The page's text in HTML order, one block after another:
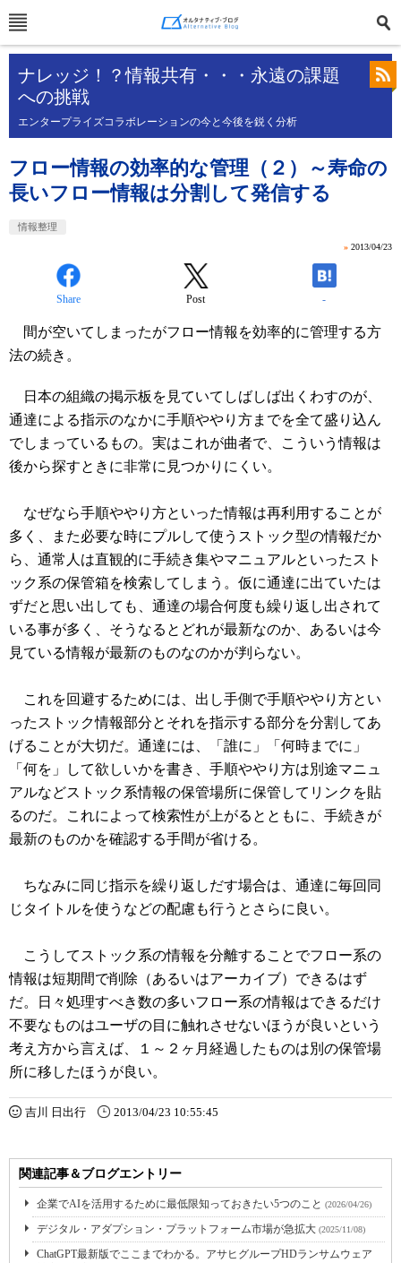
ナレッジ！？情報共有・・・永遠の課題
への挑戦
エンタープライズコラボレーションの今と今後を鋭く分析
フロー情報の効率的な管理（２）～寿命の
長いフロー情報は分割して発信する
情報整理
» 2013/04/23
Share Post -
間が空いてしまったがフロー情報を効率的に管理する方
法の続き。
日本の組織の掲示板を見ていてしばしば出くわすのが、
通達による指示のなかに手順ややり方までを全て盛り込ん
でしまっているもの。実はこれが曲者で、こういう情報は
後から探すときに非常に見つかりにくい。
なぜなら手順ややり方といった情報は再利用することが
多く、また必要な時にプルして使うストック型の情報だか
ら、通常人は直観的に手続き集やマニュアルといったスト
ック系の保管箱を検索してしまう。仮に通達に出ていたは
ずだと思い出しても、通達の場合何度も繰り返し出されて
いる事が多く、そうなるとどれが最新なのか、あるいは今
見ている情報が最新のものなのかが判らない。
これを回避するためには、出し手側で手順ややり方とい
ったストック情報部分とそれを指示する部分を分割してあ
げることが大切だ。通達には、「誰に」「何時までに」
「何を」して欲しいかを書き、手順ややり方は別途マニュ
アルなどストック系情報の保管場所に保管してリンクを貼
るのだ。これによって検索性が上がるとともに、手続きが
最新のものかを確認する手間が省ける。
ちなみに同じ指示を繰り返しだす場合は、通達に毎回同
じタイトルを使うなどの配慮も行うとさらに良い。
こうしてストック系の情報を分離することでフロー系の
情報は短期間で削除（あるいはアーカイブ）できるはず
だ。日々処理すべき数の多いフロー系の情報はできるだけ
不要なものはユーザの目に触れさせないほうが良いという
考え方から言えば、１～２ヶ月経過したものは別の保管場
所に移したほうが良い。
吉川 日出行 2013/04/23 10:55:45
関連記事＆ブログエントリー
企業でAIを活用するために最低限知っておきたい5つのこと (2026/04/26)
デジタル・アダプション・プラットフォーム市場が急拡大 (2025/11/08)
ChatGPT最新版でここまでわかる。アサヒグループHDランサムウェア